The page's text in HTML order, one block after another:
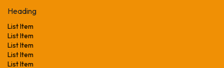
Heading
List Item
List Item
List Item
List Item
List Item